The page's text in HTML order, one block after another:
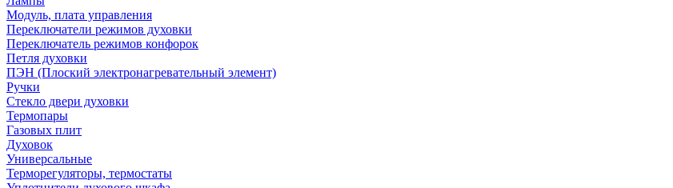
Модуль, плата управления
Переключатели режимов духовки
Переключатель режимов конфорок
Петля духовки
ПЭН (Плоский электронагревательный элемент)
Ручки
Стекло двери духовки
Термопары
Газовых плит
Духовок
Универсальные
Терморегуляторы, термостаты